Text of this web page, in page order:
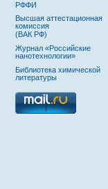
РФФИ
Высшая аттестационная
комиссия
(ВАК РФ)
Журнал «Российские
нанотехнологии»
Библиотека химической
литературы